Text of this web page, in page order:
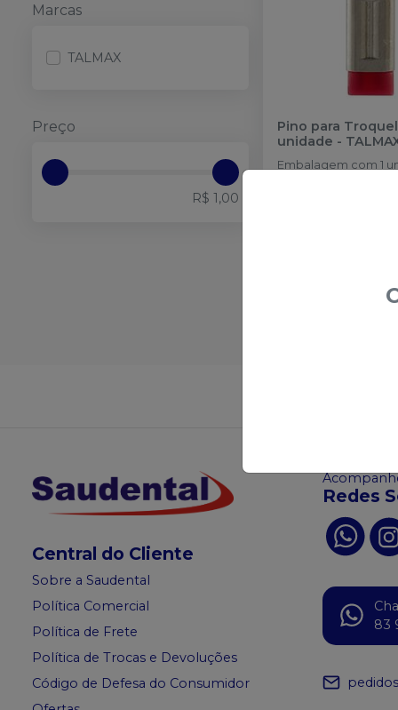
Marcas
TALMAX
Preço
R$ 1,00
Pino para
unidade -
Não
Central do Cliente
Sobre a Saudental
Política Comercial
Política de Frete
Política de Trocas e Devoluções
Código de Defesa do Consumidor
Redes
83